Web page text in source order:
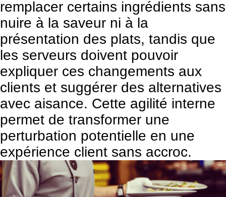
remplacer certains ingrédients sans
nuire à la saveur ni à la
présentation des plats, tandis que
les serveurs doivent pouvoir
expliquer ces changements aux
clients et suggérer des alternatives
avec aisance. Cette agilité interne
permet de transformer une
perturbation potentielle en une
expérience client sans accroc.